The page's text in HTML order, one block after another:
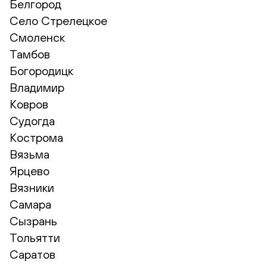
Белгород
Село Стрелецкое
Смоленск
Тамбов
Богородицк
Владимир
Ковров
Судогда
Кострома
Вязьма
Ярцево
Вязники
Самара
Сызрань
Тольятти
Саратов